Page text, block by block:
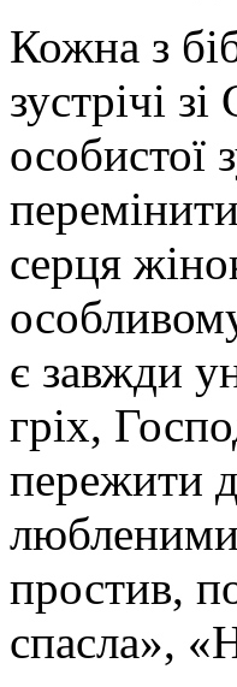
Кожна з
зустрічі
особистої
серця
є завжди
гріх,
пережити
простив,
спасла»,